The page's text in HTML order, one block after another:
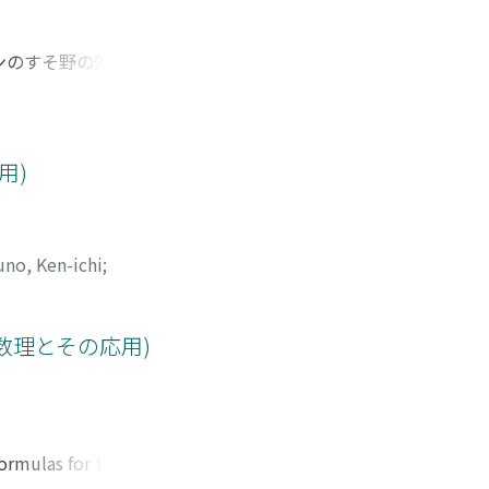
すそ野の効果に
。不安定モード
おいて、メッセ
)
Ken-ichi;
理とその応用)
for the